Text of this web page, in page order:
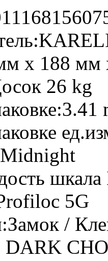
x 188 мм
26 kg
3.41
Midnight
5G
Замок /